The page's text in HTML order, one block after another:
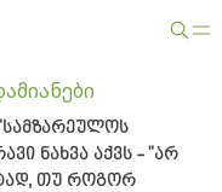
ნახვა აქვს - "არ
თუ როგორ